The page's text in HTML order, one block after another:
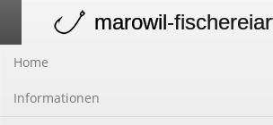
navigation
marowil-
Home
Informationen